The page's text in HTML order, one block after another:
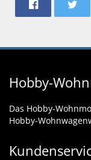
Hobby-
Das Hobby-
Hobby-